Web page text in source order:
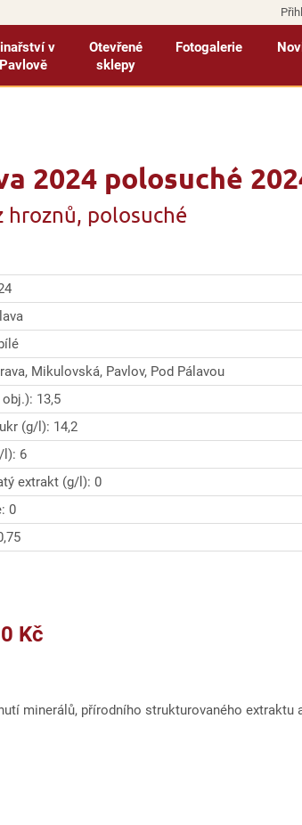
v
Pavlově
Otevřené
sklepy
Fotogalerie
2024 polosuché
hroznů, polosuché
Mikulovská, Pavlov, Pod Pálavou
13,5
(g/l): 14,2
l): 6
extrakt (g/l): 0
0
Kč
minerálů, přírodního strukturovaného extraktu